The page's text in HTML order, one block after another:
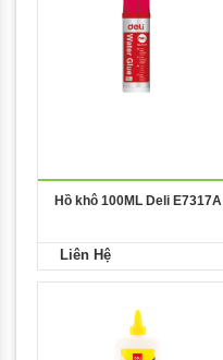
Hồ khô 100ML Deli E7317A
Liên Hệ